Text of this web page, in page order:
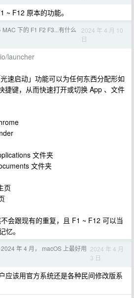
~ F12 原本的功能。
› MAC 下的 F1 F2 F3...有什么
2024 年 4 月 10
日
launcher
速启动」功能可以为任何东西分配形如
捷键，从而快速打开或切换 App 、文件
文件夹
文件夹
页
会跟现有的重复，且 F1 ~ F12 可以当
忆。
2024 年 4 月， macOS 上最好用 2024 年 4 月
3 日
应该用官方系统还是各种民间修改版系